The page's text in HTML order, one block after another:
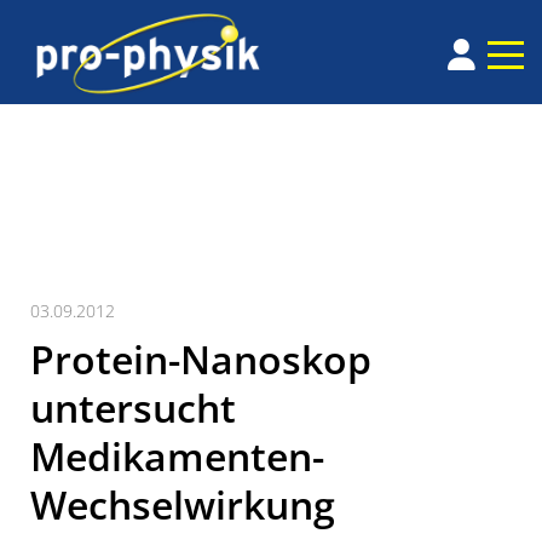
03.09.2012
Protein-Nanoskop
untersucht
Medikamenten-
Wechselwirkung